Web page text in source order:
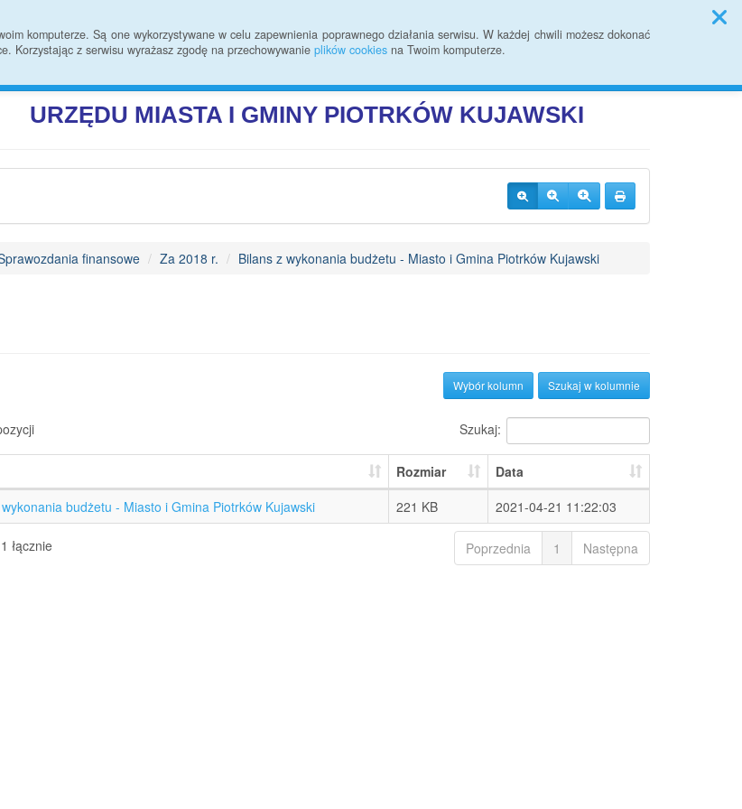
komputerze. Są one wykorzystywane w celu zapewnienia poprawnego działania serwisu. W każdej chwili możesz dokonać
Korzystając z serwisu wyrażasz zgodę na przechowywanie plików cookies na Twoim komputerze.
Przycisk wyszukaj duży
BIULETYN INFORMACJI PUBLICZNEJ
URZĘDU MIASTA I GMINY PIOTRKÓW KUJAWSKI
finansowe Za 2018 r. Bilans z wykonania budżetu - Miasto i Gmina Piotrków Kujawski
Szukaj w kolumnie
Wybór kolumn
Szukaj:
Rozmiar
Data
budżetu - Miasto i Gmina Piotrków Kujawski 221 KB 2021-04-21 11:22:03
łącznie Poprzednia 1 Następna